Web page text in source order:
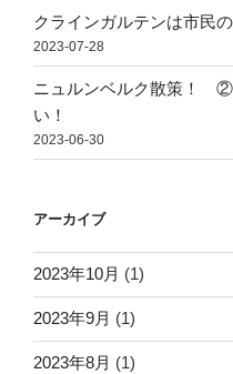
クラインガルテンは市民の
2023-07-28
ニュルンベルク散策！ ②
い！
2023-06-30
アーカイブ
2023年10月 (1)
2023年9月 (1)
2023年8月 (1)